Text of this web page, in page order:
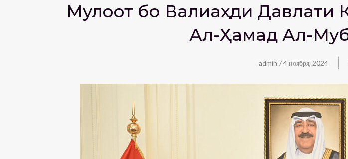
Мулоқот бо Валиаҳди
Ал-Ҳамад Ал-
admin /4 ноября, 2024